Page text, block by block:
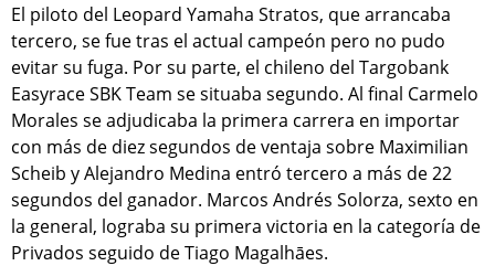
El piloto del Leopard Yamaha Stratos, que arrancaba
tercero, se fue tras el actual campeón pero no pudo
evitar su fuga. Por su parte, el chileno del Targobank
Easyrace SBK Team se situaba segundo. Al final Carmelo
Morales se adjudicaba la primera carrera en importar
con más de diez segundos de ventaja sobre Maximilian
Scheib y Alejandro Medina entró tercero a más de 22
segundos del ganador. Marcos Andrés Solorza, sexto en
la general, lograba su primera victoria en la categoría de
Privados seguido de Tiago Magalhāes.